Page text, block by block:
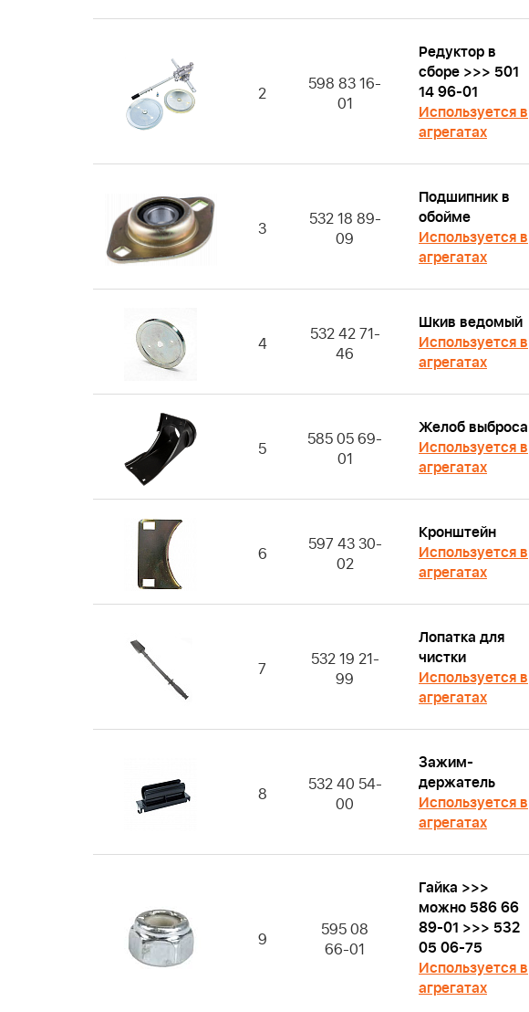
2
598 83 16-
01
Редуктор в
сборе >>> 501
14 96-01
Используется в
агрегатах
3
532 18 89-
09
Подшипник в
обойме
Используется в
агрегатах
4
532 42 71-
46
Шкив ведомый
Используется в
агрегатах
5
585 05 69-
01
Желоб выброса
Используется в
агрегатах
6
597 43 30-
02
Кронштейн
Используется в
агрегатах
7
532 19 21-
99
Лопатка для
чистки
Используется в
агрегатах
8
532 40 54-
00
Зажим-
держатель
Используется в
агрегатах
9
595 08
66-01
Гайка >>>
можно 586 66
89-01 >>> 532
05 06-75
Используется в
агрегатах